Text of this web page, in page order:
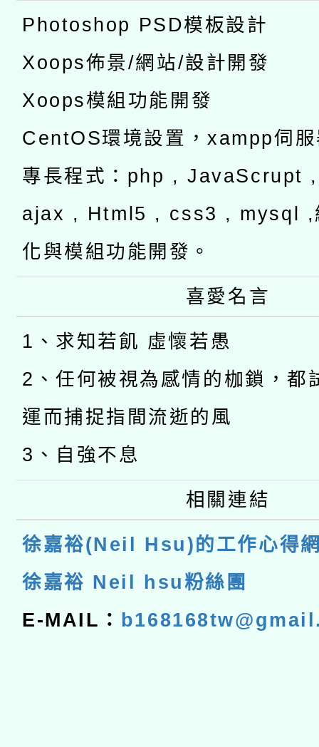
Photoshop PSD模板設計
Xoops佈景/網站/設計開發
Xoops模組功能開發
CentOS環境設置，xampp伺
專長程式：php , JavaScrupt
ajax , Html5 , css3 , mysql ,
化與模組功能開發。
喜愛名言
1、求知若飢 虛懷若愚
2、任何被視為感情的枷鎖，都
運而捕捉指間流逝的風
3、自強不息
相關連結
徐嘉裕(Neil Hsu)的工作心得
徐嘉裕 Neil hsu粉絲團
E-MAIL：